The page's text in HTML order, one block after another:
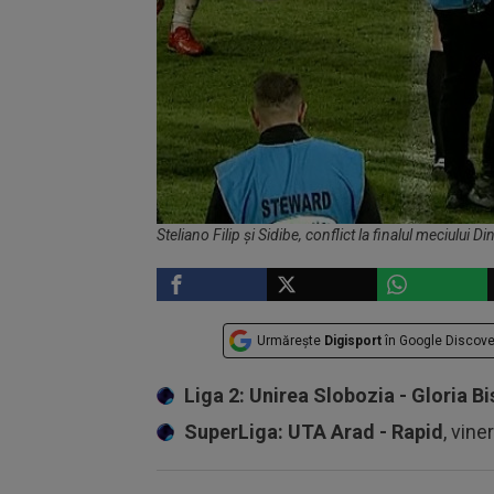
Steliano Filip și Sidibe, conflict la finalul meciului
Urmărește Digisport în Google
Liga 2: Unirea Slobozia - Gloria
SuperLiga: UTA Arad - Rapid ,